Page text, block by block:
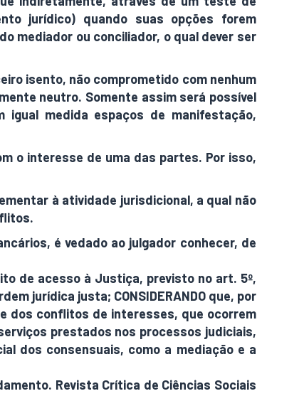
jurídico) quando suas opções forem
mediador ou conciliador, o qual dever ser
isento, não comprometido com nenhum
neutro. Somente assim será possível
medida espaços de manifestação,
o interesse de uma das partes. Por isso,
à atividade jurisdicional, a qual não
é vedado ao julgador conhecer, de
de acesso à Justiça, previsto no art. 5º,
jurídica justa; CONSIDERANDO que, por
dos conflitos de interesses, que ocorrem
prestados nos processos judiciais,
dos consensuais, como a mediação e a
Revista Crítica de Ciências Sociais